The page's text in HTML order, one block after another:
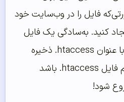
فایل را در وب‌سایت خود
کنید. به‌سادگی یک فایل
متنی خالی ایجاد و آن را با عنوان htaccess. ذخیره
کنید. مطمئن شوید که نام فایل htaccess. باشد